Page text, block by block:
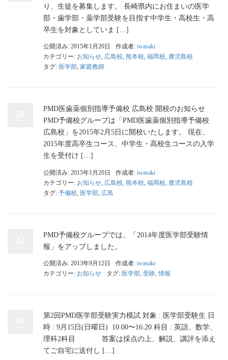
り、生徒を募集します。 長崎県内にお住まいの医学
部・歯学部・薬学部受験を目指す中学生・高校生・高
卒生を対象としていま […]
公開済み: 2015年1月20日 作成者: iwasaki
カテゴリー: お知らせ, 広島校, 熊本校, 福岡校, 鹿児島校
タグ: 医学部, 家庭教師
PMD医歯薬個別指導予備校 広島校 開校のお知らせ
PMD予備校グループは「PMD医歯薬個別指導予備校
広島校」を2015年2月5日に開校いたします。 現在、
2015年度高卒生コース、中学生・高校生コースの入学
生を受付け […]
公開済み: 2015年1月20日 作成者: iwasaki
カテゴリー: お知らせ 広島校 熊本校 福岡校 鹿児島校
タグ: 予備校 医学部 広島
PMD予備校グループでは、「2014年度医学部受験情
報」をアップしました。
公開済み: 2013年9月12日 作成者: iwasaki
カテゴリー: お知らせ タグ: 医学部, 受験,情報
第2回PMD医学部受験実力模試 対象 : 医学部受験生 日
時 : 9月15日(日曜日) 10:00〜16:20 科目 : 英語、数学、
理科2科目 答案は採点の上、解説、講評を添え
てご自宅に送付し […]